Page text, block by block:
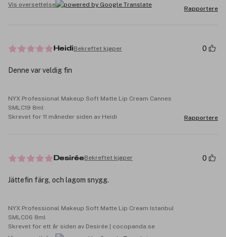
Vis oversettelse
Rapportere
HeidiBekreftet kjøper 0
Denne var veldig fin
NYX Professional Makeup Soft Matte Lip Cream Cannes
SMLC19 8ml
Skrevet for 11 måneder siden av Heidi
Rapportere
DesiréeBekreftet kjøper 0
Jättefin färg, och lagom snygg.
NYX Professional Makeup Soft Matte Lip Cream Istanbul
SMLC06 8ml
Skrevet for ett år siden av Desirée | cocopanda.se